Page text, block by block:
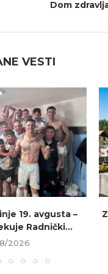
Dom
VESTI
19. avgusta –
Radnički...
2026